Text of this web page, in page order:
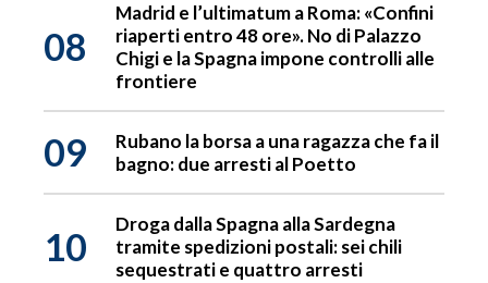
08
Madrid e l’ultimatum a Roma: «Confini
riaperti entro 48 ore». No di Palazzo
Chigi e la Spagna impone controlli alle
frontiere
09
Rubano la borsa a una ragazza che fa il
bagno: due arresti al Poetto
10
Droga dalla Spagna alla Sardegna
tramite spedizioni postali: sei chili
sequestrati e quattro arresti